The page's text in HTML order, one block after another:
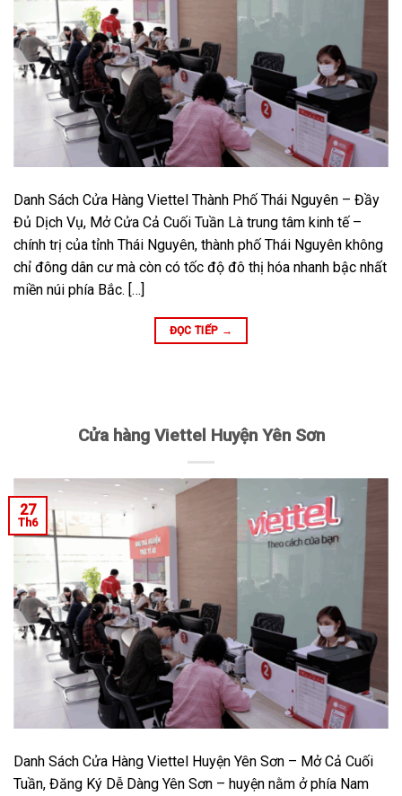
Danh Sách Cửa Hàng Viettel Thành Phố Thái Nguyên – Đầy
Đủ Dịch Vụ, Mở Cửa Cả Cuối Tuần Là trung tâm kinh tế –
chính trị của tỉnh Thái Nguyên, thành phố Thái Nguyên không
chỉ đông dân cư mà còn có tốc độ đô thị hóa nhanh bậc nhất
miền núi phía Bắc. […]
ĐỌC TIẾP →
Cửa hàng Viettel Huyện Yên Sơn
27
Th6
Danh Sách Cửa Hàng Viettel Huyện Yên Sơn – Mở Cả Cuối
Tuần, Đăng Ký Dễ Dàng Yên Sơn – huyện nằm ở phía Nam